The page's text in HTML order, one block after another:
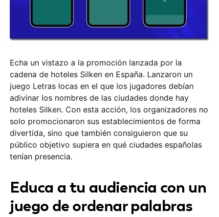
Echa un vistazo a la promoción lanzada por la
cadena de hoteles Silken en España. Lanzaron un
juego Letras locas en el que los jugadores debían
adivinar los nombres de las ciudades donde hay
hoteles Silken. Con esta acción, los organizadores no
solo promocionaron sus establecimientos de forma
divertida, sino que también consiguieron que su
público objetivo supiera en qué ciudades españolas
tenían presencia.
Educa a tu audiencia con un
juego de ordenar palabras